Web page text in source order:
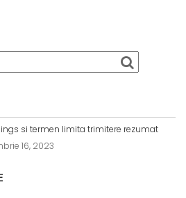
si termen limita trimitere rezumat
16, 2023